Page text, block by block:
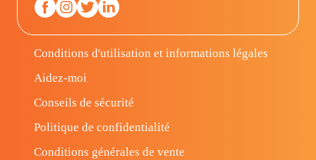
Conditions d'utilisation et informations légales
Aidez-moi
Conseils de sécurité
Politique de confidentialité
Conditions générales de vente